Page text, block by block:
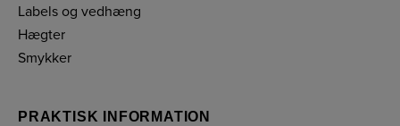
Labels og vedhæng
Hægter
Smykker
PRAKTISK INFORMATION